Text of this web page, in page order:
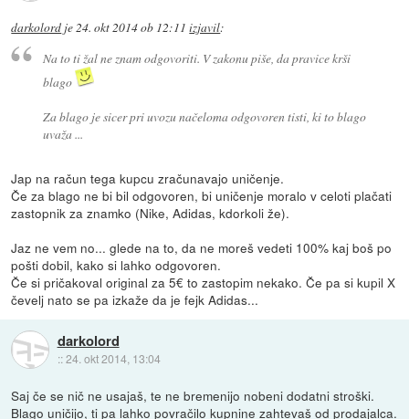
darkolord je24. okt 2014 ob 12:11 izjavil:
Na to ti žal ne znam odgovoriti. V zakonu piše, da pravice krši
blago
Za blago je sicer pri uvozu načeloma odgovoren tisti, ki to blago
uvaža ...
Jap na račun tega kupcu zračunavajo uničenje.
Če za blago ne bi bil odgovoren, bi uničenje moralo v celoti plačati
zastopnik za znamko (Nike, Adidas, kdorkoli že).
Jaz ne vem no... glede na to, da ne moreš vedeti 100% kaj boš po
pošti dobil, kako si lahko odgovoren.
Če si pričakoval original za 5€ to zastopim nekako. Če pa si kupil X
čevelj nato se pa izkaže da je fejk Adidas...
darkolord
::24. okt 2014, 13:04
Saj če se nič ne usajaš, te ne bremenijo nobeni dodatni stroški.
Blago uničijo, ti pa lahko povračilo kupnine zahtevaš od prodajalca.